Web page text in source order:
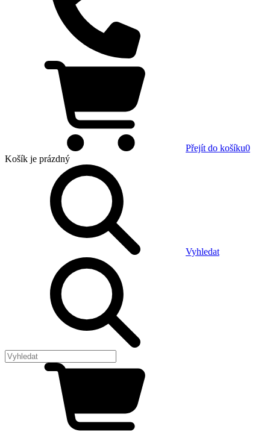
Přejít do košíku0
Košík je prázdný
Vyhledat